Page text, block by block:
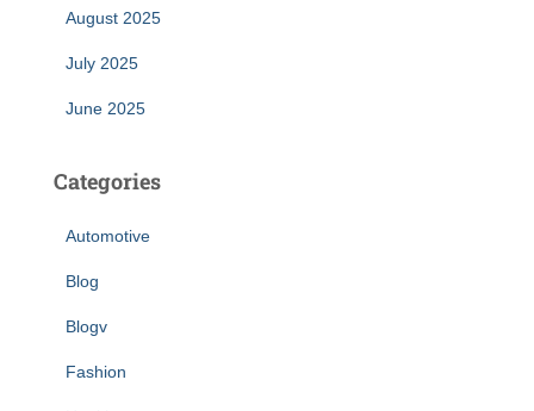
August 2025
July 2025
June 2025
Categories
Automotive
Blog
Blogv
Fashion